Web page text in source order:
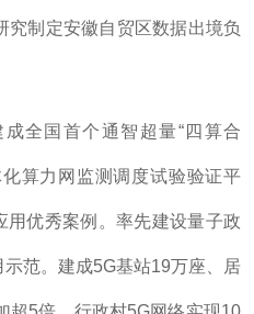
究制定安徽自贸区数据出境负
国首个通智超量“四算合
算力网监测调度试验验证平
用优秀案例。率先建设量子政
范。建成5G基站19万座、居